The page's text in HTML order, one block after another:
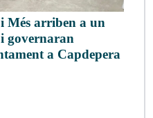
Més arriben a un
governaran
a Capdepera